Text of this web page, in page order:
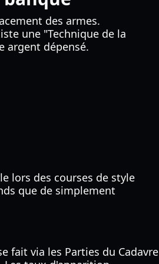
des armes.
une "Technique de la
argent dépensé.
lors des courses de style
que de simplement
fait via les Parties du Cadavre